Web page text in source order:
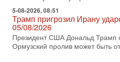
5-08-2026, 08:51
Трамп пригрозил Ирану
05/08/2026
Президент США Дональд Трамп
Ормузский пролив может быть
его словам, если этого не